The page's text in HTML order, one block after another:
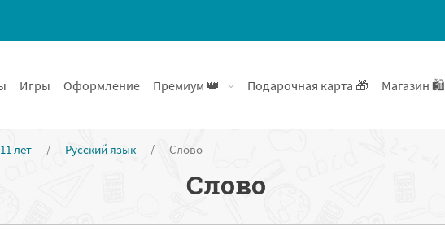
Игры Оформление Премиум 👑 Подарочная карта 🎁 Магазин 🛍️
лет / Русский язык / Слово
Слово